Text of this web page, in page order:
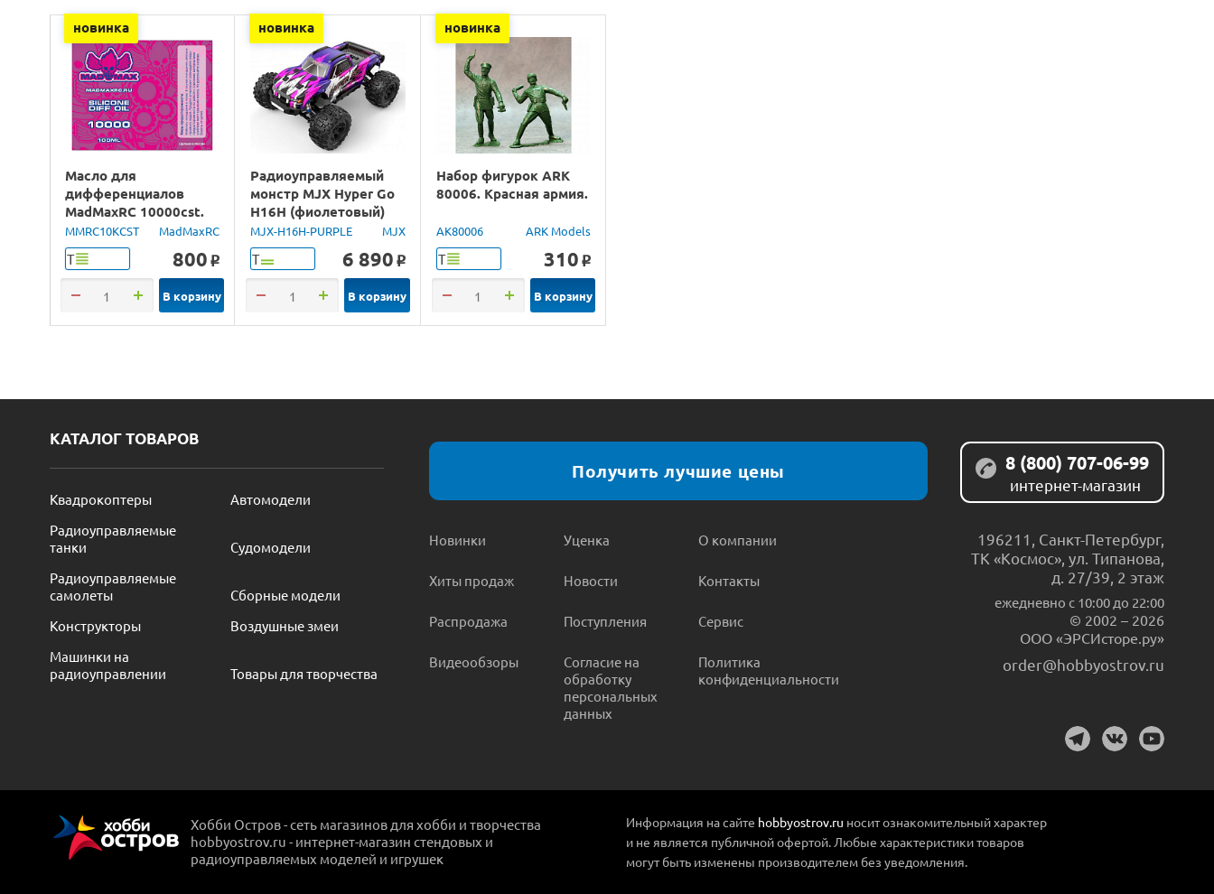
новинка
Масло для
дифференциалов
MadMaxRC 10000cst.
100ml.
MMRC10KCST MadMaxRC
Т 800 o
В корзину
новинка
Радиоуправляемый
монстр MJX Hyper Go
H16H (фиолетовый)
4WD 2.4G LED GPS
1/16 RTR
MJX-H16H-PURPLE MJX
Т 6 890 o
В корзину
новинка
Набор фигурок ARK
80006. Красная армия.
AK80006 ARK Models
Т 310 o
В корзину
КАТАЛОГ ТОВАРОВ
Квадрокоптеры
Автомодели
Радиоуправляемые
танки
Судомодели
Радиоуправляемые
самолеты
Сборные модели
Конструкторы
Воздушные змеи
Машинки на
радиоуправлении
Товары для творчества
Получить лучшие цены
Новинки
Хиты продаж
Распродажа
Видеообзоры
Уценка
Новости
Поступления
Согласие на
обработку
персональных
данных
О компании
Контакты
Сервис
Политика
конфиденциальности
8 (800) 707-06-99
интернет-магазин
196211 Санкт-Петербург,
ТК «Космос», ул. Типанова,
д. 27/39, 2 этаж
ежедневно c 10:00 до 22:00
© 2002 – 2026
ООО «ЭРСИсторе.ру»
order@hobbyostrov.ru
Хобби Остров - сеть магазинов для хобби и творчества
hobbyostrov.ru - интернет-магазин стендовых и
радиоуправляемых моделей и игрушек
Информация на сайте hobbyostrov.ru носит ознакомительный характер
и не является публичной офертой. Любые характеристики товаров
могут быть изменены производителем без уведомления.